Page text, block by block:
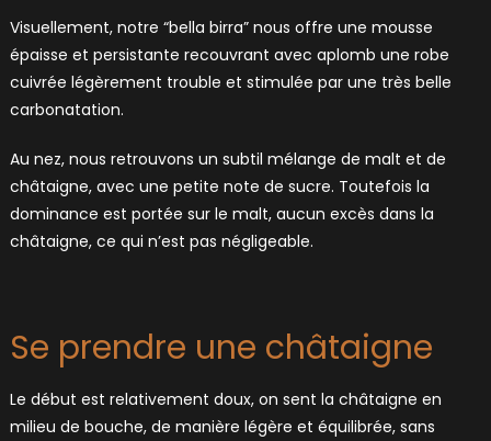
Visuellement, notre “bella birra” nous offre une mousse
épaisse et persistante recouvrant avec aplomb une robe
cuivrée légèrement trouble et stimulée par une très belle
carbonatation.
Au nez, nous retrouvons un subtil mélange de malt et de
châtaigne, avec une petite note de sucre. Toutefois la
dominance est portée sur le malt, aucun excès dans la
châtaigne, ce qui n’est pas négligeable.
Se prendre une châtaigne
Le début est relativement doux, on sent la châtaigne en
milieu de bouche, de manière légère et équilibrée, sans